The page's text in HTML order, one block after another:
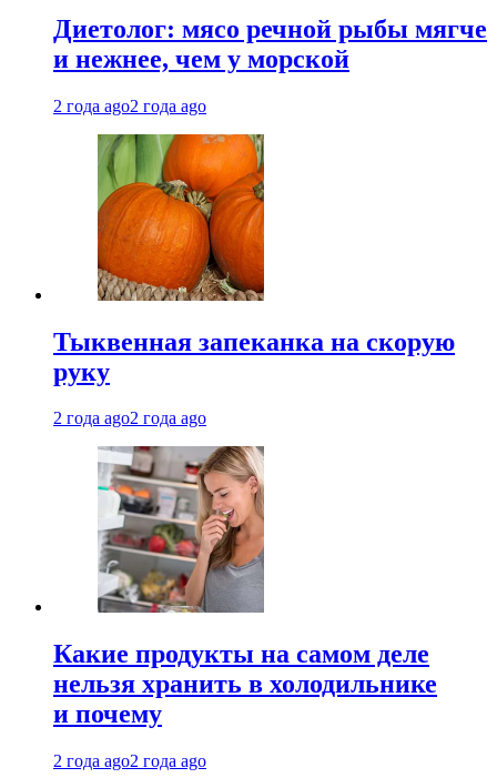
Диетолог: мясо речной рыбы мягче
и нежнее, чем у морской
2 года ago2 года ago
Тыквенная запеканка на скорую
руку
2 года ago2 года ago
Какие продукты на самом деле
нельзя хранить в холодильнике
и почему
2 года ago2 года ago